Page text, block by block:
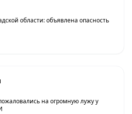
области: объявлена опасность
на огромную лужу у